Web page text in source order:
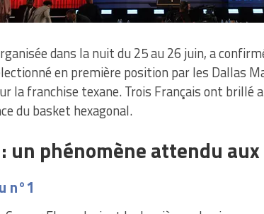
dans la nuit du 25 au 26 juin, a
en première position par les Dallas
la franchise texane. Trois Français ont
du basket hexagonal.
: un phénomène attendu
n°1